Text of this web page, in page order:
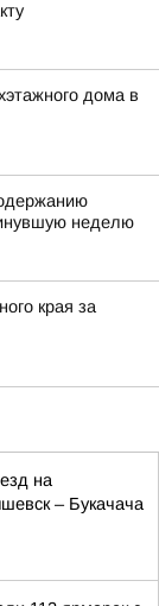
дома в
неделю
края за
на
– Букачача